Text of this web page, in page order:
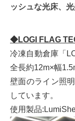
お気に入り
ッシュな光床、
◆LOGI FLAG
冷凍自動倉庫「
全長約12m×幅
壁面のライン照
しています。
使用製品